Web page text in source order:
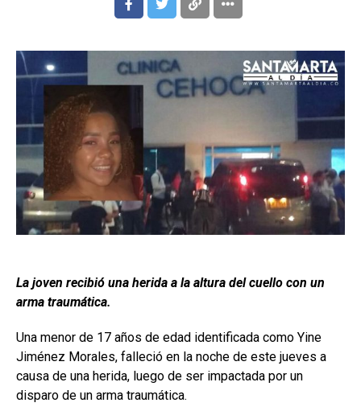
La joven recibió una herida a la altura del cuello con un
arma traumática.
Una menor de 17 años de edad identificada como Yine
Jiménez Morales, falleció en la noche de este jueves a
causa de una herida, luego de ser impactada por un
disparo de un arma traumática.